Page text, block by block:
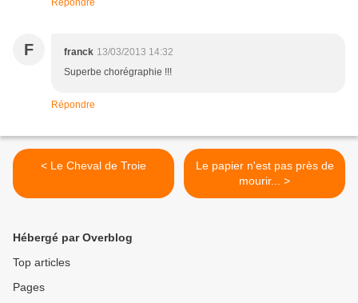
Répondre
F franck 13/03/2013 14:32
Superbe chorégraphie !!!
Répondre
< Le Cheval de Troie
Le papier n'est pas près de
mourir... >
Hébergé par Overblog
Top articles
Pages